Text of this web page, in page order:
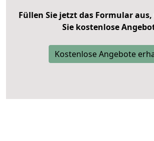
Füllen Sie jetzt das Formular
Sie kostenlose
Kostenlose Angebote